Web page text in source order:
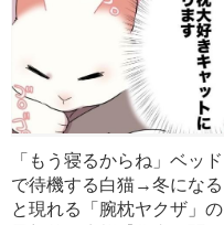
「もう寝るからね」ベッド
で待機する白猫→冬になる
と現れる「腕枕ヤクザ」の